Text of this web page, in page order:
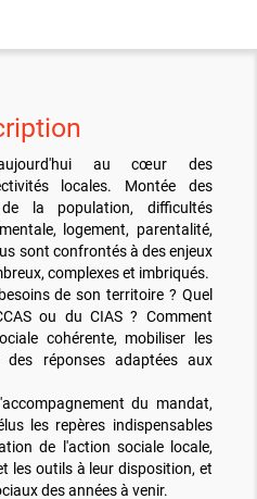
au cœur des
locales. Montée des
de la population, difficultés
logement, parentalité,
sont confrontés à des enjeux
complexes et imbriqués.
de son territoire ? Quel
ou du CIAS ? Comment
cohérente, mobiliser les
des réponses adaptées aux
du mandat,
les repères indispensables
de l'action sociale locale,
les outils à leur disposition, et
des années à venir.